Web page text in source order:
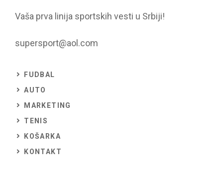
Vaša prva linija sportskih vesti u Srbiji!
supersport@aol.com
FUDBAL
AUTO
MARKETING
TENIS
KOŠARKA
KONTAKT